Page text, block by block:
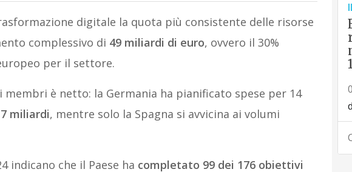
digitale la quota più consistente delle risorse
complessivo di 49 miliardi di euro, ovvero il 30%
per il settore.
membri è netto: la Germania ha pianificato spese per 14
miliardi, mentre solo la Spagna si avvicina ai volumi
indicano che il Paese ha completato 99 dei 176 obiettivi